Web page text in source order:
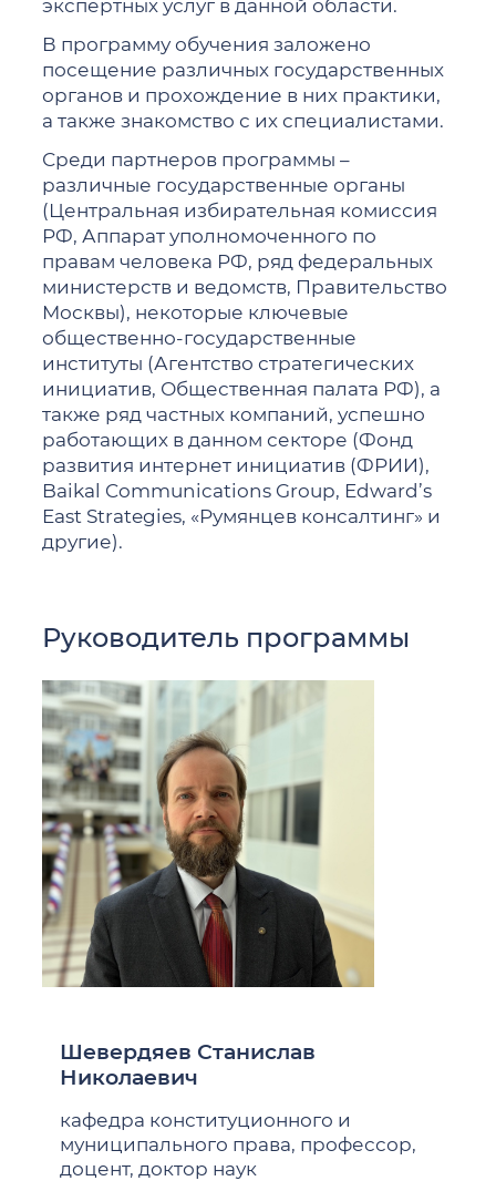
экспертных услуг в данной области.
В программу обучения заложено
посещение различных государственных
органов и прохождение в них практики,
а также знакомство с их специалистами.
Среди партнеров программы –
различные государственные органы
(Центральная избирательная комиссия
РФ, Аппарат уполномоченного по
правам человека РФ, ряд федеральных
министерств и ведомств, Правительство
Москвы), некоторые ключевые
общественно-государственные
институты (Агентство стратегических
инициатив, Общественная палата РФ), а
также ряд частных компаний, успешно
работающих в данном секторе (Фонд
развития интернет инициатив (ФРИИ),
Baikal Communications Group, Edward’s
East Strategies, «Румянцев консалтинг» и
другие).
Руководитель программы
Шевердяев Станислав
Николаевич
кафедра конституционного и
муниципального права, профессор,
доцент, доктор наук